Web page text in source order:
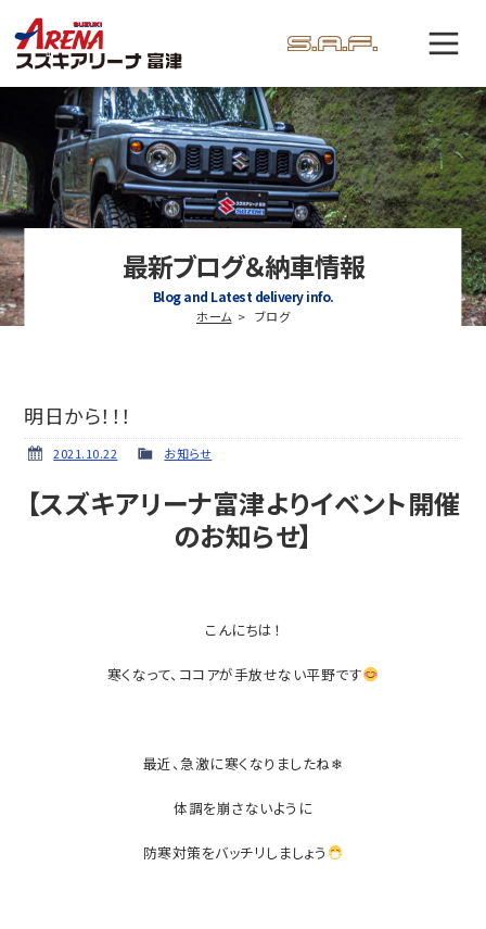
最新ブログ＆納車情報
Blog and Latest delivery info.
ホーム ブログ
明日から！！！
2021.10.22 お知らせ
【スズキアリーナ富津よりイベント開催
のお知らせ】
こんにちは！
寒くなって、ココアが手放せない平野です
最近、急激に寒くなりましたね❄
体調を崩さないように
防寒対策をバッチリしましょう